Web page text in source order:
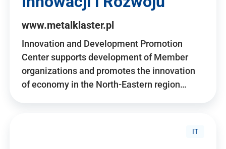
www.metalklaster.pl
Innovation and Development Promotion
Center supports development of Member
organizations and promotes the innovation
of economy in the North-Eastern region…
IT